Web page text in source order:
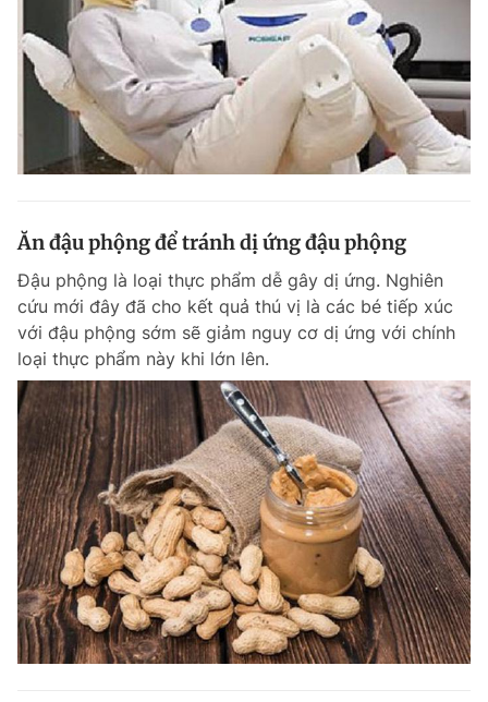
Ăn đậu phộng để tránh dị ứng đậu phộng
Đậu phộng là loại thực phẩm dễ gây dị ứng. Nghiên
cứu mới đây đã cho kết quả thú vị là các bé tiếp xúc
với đậu phộng sớm sẽ giảm nguy cơ dị ứng với chính
loại thực phẩm này khi lớn lên.